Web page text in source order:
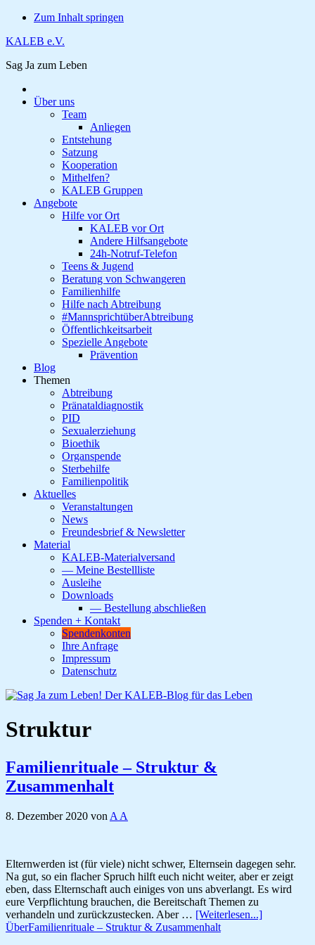
Zum Inhalt springen
KALEB e.V.
Sag Ja zum Leben
Über uns
Team
Anliegen
Entstehung
Satzung
Kooperation
Mithelfen?
KALEB Gruppen
Angebote
Hilfe vor Ort
KALEB vor Ort
Andere Hilfsangebote
24h-Notruf-Telefon
Teens & Jugend
Beratung von Schwangeren
Familienhilfe
Hilfe nach Abtreibung
#MannsprichtüberAbtreibung
Öffentlichkeitsarbeit
Spezielle Angebote
Prävention
Blog
Themen
Abtreibung
Pränataldiagnostik
PID
Sexualerziehung
Bioethik
Organspende
Sterbehilfe
Familienpolitik
Aktuelles
Veranstaltungen
News
Freundesbrief & Newsletter
Material
KALEB-Materialversand
— Meine Bestellliste
Ausleihe
Downloads
— Bestellung abschließen
Spenden + Kontakt
Spendenkonten
Ihre Anfrage
Impressum
Datenschutz
Struktur
Familienrituale – Struktur &
Zusammenhalt
8. Dezember 2020 von A A
Elternwerden ist (für viele) nicht schwer, Elternsein dagegen sehr.
Na gut, so ein flacher Spruch hilft euch nicht weiter, aber er zeigt
eben, dass Elternschaft auch einiges von uns abverlangt. Es wird
eure Verpflichtung brauchen, die Bereitschaft Themen zu
verhandeln und zurückzustecken. Aber … [Weiterlesen...]
ÜberFamilienrituale – Struktur & Zusammenhalt